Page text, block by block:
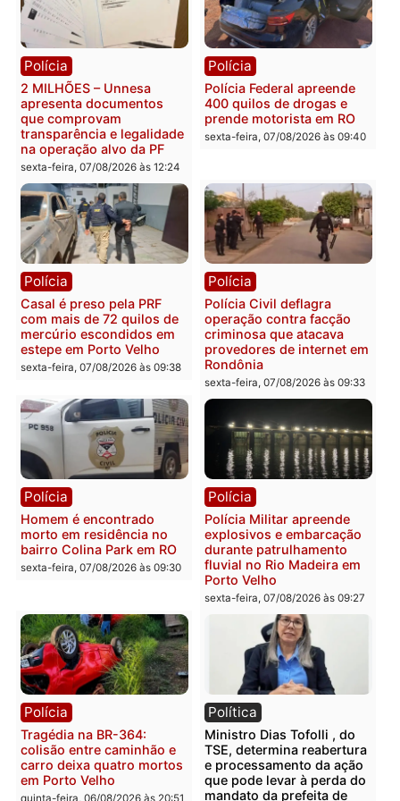
Política
Marcos Rogério apresenta
Plano de Governo com
228 projetos, metas
públicas e
acompanhamento de
resultados
sexta-feira, 07/08/2026 às 18:49
Política
Eleições 2026: Pastor
Evanildo pode ser o
primeiro pastor de
Rondônia na Câmara
Federal
Polícia
2 MILHÕES – Unnesa
apresenta documentos
que comprovam
transparência e legalidade
sexta-feira, 07/08/2026 às 12:24
Polícia
Polícia Federal apreende
400 quilos de drogas e
prende motorista em RO
sexta-feira, 07/08/2026 às
Polícia
Casal é preso pela PRF
com mais de 72 quilos de
estepe em Porto Velho
sexta-feira, 07/08/2026 às 09:38
Polícia
Polícia Civil deflagra
operação contra facção
criminosa que atacava
provedores de internet
Rondônia
sexta-feira, 07/08/2026 às
Polícia Polícia